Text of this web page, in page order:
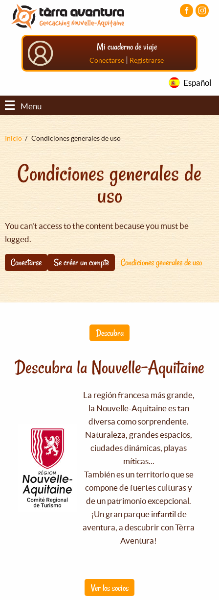
Pasar
contenido
principal
Pasar
menú
principal
Pasar
principal
Mi cuaderno de viaje
Conectarse | Registrarse
Español
Menu
Sobrescribir
ayuda
navegación
Inicio Condiciones generales de uso
Condiciones generales de
uso
You can't access to the content because you must be
logged.
Conectarse Se créer un compte Condiciones generales de uso
Descubra
Descubra la Nouvelle-Aquitaine
La región francesa más grande,
la Nouvelle-Aquitaine es tan
diversa como sorprendente.
Naturaleza, grandes espacios,
ciudades dinámicas, playas
míticas...
También es un territorio que se
compone de fuertes culturas y
de un patrimonio excepcional.
¡Un gran parque infantil de
aventura, a descubrir con Tèrra
Aventura!
Ver los socios